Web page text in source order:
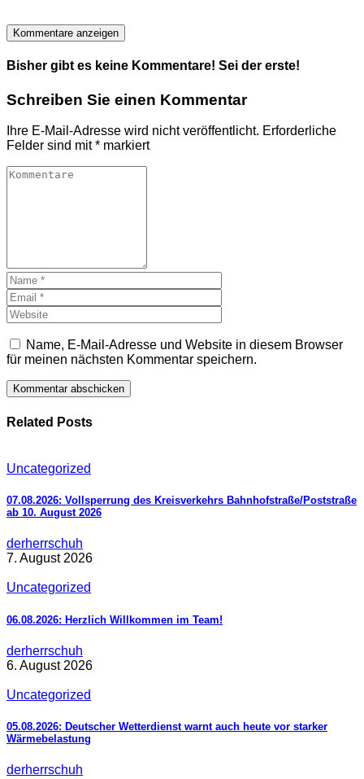
Kommentare anzeigen
Bisher gibt es keine Kommentare! Sei der erste!
Schreiben Sie einen Kommentar
Ihre E-Mail-Adresse wird nicht veröffentlicht. Erforderliche
Felder sind mit* markiert
Name, E-Mail-Adresse und Website in diesem Browser
für meinen nächsten Kommentar speichern.
Related Posts
Uncategorized
07.08.2026: Vollsperrung des Kreisverkehrs Bahnhofstraße/Poststraße
ab 10. August 2026
derherrschuh
7. August 2026
Uncategorized
06.08.2026: Herzlich Willkommen im Team!
derherrschuh
6. August 2026
Uncategorized
05.08.2026: Deutscher Wetterdienst warnt auch heute vor starker
Wärmebelastung
derherrschuh